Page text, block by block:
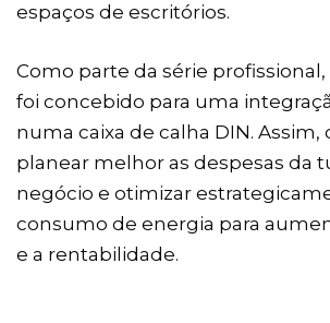
espaços de escritórios.
Como parte da série
foi concebido para uma
numa caixa de calha DIN. Assim,
planear melhor as despesas da
negócio e otimizar
consumo de energia para
e a rentabilidade.